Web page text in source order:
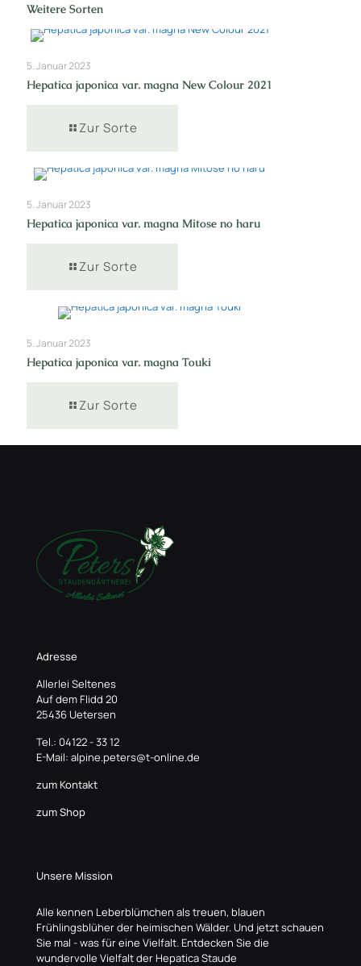
Weitere Sorten
5. Januar 2023
Hepatica japonica var. magna New Colour 2021
Zur Sorte
5. Januar 2023
Hepatica japonica var. magna Mitose no haru
Zur Sorte
5. Januar 2023
Hepatica japonica var. magna Touki
Zur Sorte
Adresse
Allerlei Seltenes
Auf dem Flidd 20
25436 Uetersen
Tel.: 04122 - 33 12
E-Mail: alpine.peters@t-online.de
zum Kontakt
zum Shop
Unsere Mission
Alle kennen Leberblümchen als treuen, blauen
Frühlingsblüher der heimischen Wälder. Und jetzt schauen
Sie mal - was für eine Vielfalt. Entdecken Sie die
wundervolle Vielfalt der Hepatica Staude